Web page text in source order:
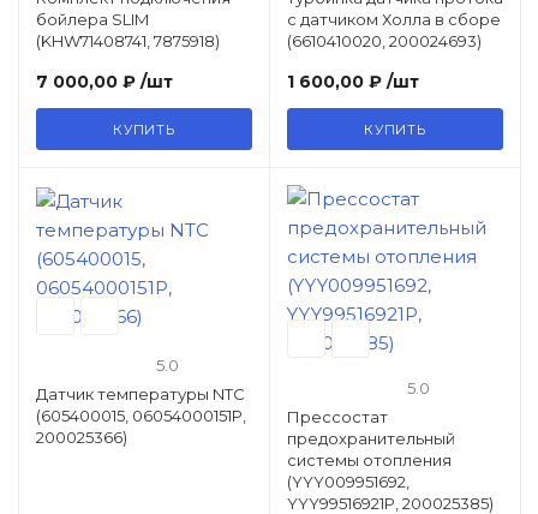
бойлера SLIM
(KHW71408741, 7875918)
7 000,00 ₽ /шт
КУПИТЬ
с датчиком Холла в сборе
(6610410020, 200024693)
1 600,00 ₽ /шт
КУПИТЬ
5.0
Датчик температуры NTC
(605400015, 06054000151P,
200025366)
5.0
Прессостат
предохранительный
системы отопления
(YYY009951692,
YYY99516921P, 200025385)